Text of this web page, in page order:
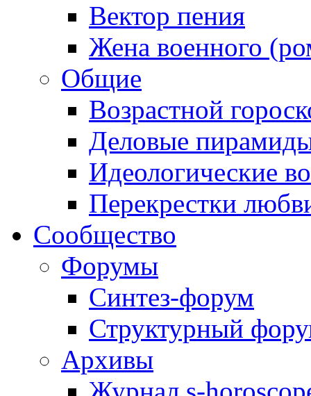
Вектор пения
Жена военного
Общие
Возрастной
Деловые
Идеологические
Перекрестки
Сообщество
Форумы
Синтез-форум
Структурный
Архивы